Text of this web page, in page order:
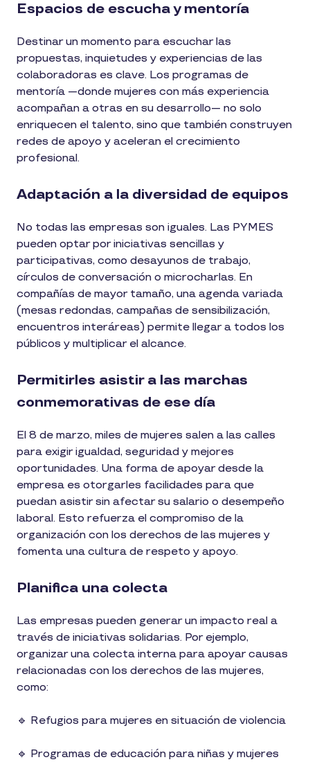
Espacios de escucha y mentoría
Destinar un momento para escuchar las
propuestas, inquietudes y experiencias de las
colaboradoras es clave. Los programas de
mentoría —donde mujeres con más experiencia
acompañan a otras en su desarrollo— no solo
enriquecen el talento, sino que también construyen
redes de apoyo y aceleran el crecimiento
profesional.
Adaptación a la diversidad de equipos
No todas las empresas son iguales. Las PYMES
pueden optar por iniciativas sencillas y
participativas, como desayunos de trabajo,
círculos de conversación o microcharlas. En
compañías de mayor tamaño, una agenda variada
(mesas redondas, campañas de sensibilización,
encuentros interáreas) permite llegar a todos los
públicos y multiplicar el alcance.
Permitirles asistir a las marchas
conmemorativas de ese día
El 8 de marzo, miles de mujeres salen a las calles
para exigir igualdad, seguridad y mejores
oportunidades. Una forma de apoyar desde la
empresa es otorgarles facilidades para que
puedan asistir sin afectar su salario o desempeño
laboral. Esto refuerza el compromiso de la
organización con los derechos de las mujeres y
fomenta una cultura de respeto y apoyo.
Planifica una colecta
Las empresas pueden generar un impacto real a
través de iniciativas solidarias. Por ejemplo,
organizar una colecta interna para apoyar causas
relacionadas con los derechos de las mujeres,
como:
🔹 Refugios para mujeres en situación de violencia
🔹 Programas de educación para niñas y mujeres